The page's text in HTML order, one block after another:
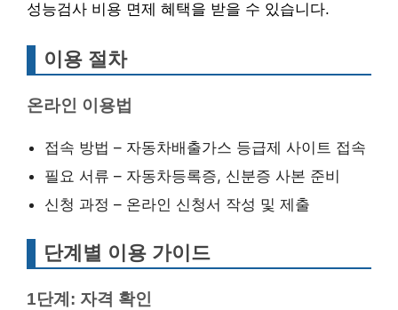
성능검사 비용 면제 혜택을 받을 수 있습니다.
이용 절차
온라인 이용법
접속 방법 – 자동차배출가스 등급제 사이트 접속
필요 서류 – 자동차등록증, 신분증 사본 준비
신청 과정 – 온라인 신청서 작성 및 제출
단계별 이용 가이드
1단계: 자격 확인